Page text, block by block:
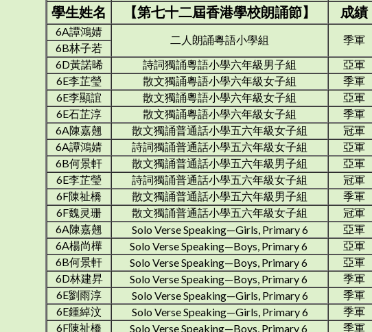
學生姓名 【第七十二屆香港學校朗誦節】 成績
6A譚鴻婧
二人朗誦粵語小學組 季軍
6B林子若
6D黃諾晞
詩詞獨誦粵語小學六年級男子組
亞軍
6E李芷瑩
散文獨誦粵語小學六年級女子組
季軍
6E李顯誼
散文獨誦粵語小學六年級女子組
亞軍
6E石芷淳
散文獨誦粵語小學六年級女子組
季軍
6A陳嘉翹
散文獨誦普通話小學五六年級女子組
冠軍
6A譚鴻婧
詩詞獨誦普通話小學五六年級女子組
亞軍
6B何景軒
散文獨誦普通話小學五六年級男子組
亞軍
6E李芷瑩
詩詞獨誦普通話小學五六年級女子組
冠軍
6F陳祉橋
散文獨誦普通話小學五六年級男子組
季軍
6F魏灵珊
散文獨誦普通話小學五六年級女子組
冠軍
6A陳嘉翹
Solo Verse Speaking—Girls, Primary 6
亞軍
6A楊尚樺
Solo Verse Speaking—Boys, Primary 6
亞軍
6B何景軒
Solo Verse Speaking—Boys, Primary 6
亞軍
6D林建昇
Solo Verse Speaking—Boys, Primary 6
季軍
6E劉雨淳
Solo Verse Speaking—Girls, Primary 6
季軍
6E鍾綽汶
Solo Verse Speaking—Girls, Primary 6
季軍
6F陳祉橋
Solo Verse Speaking—Boys, Primary 6 季軍